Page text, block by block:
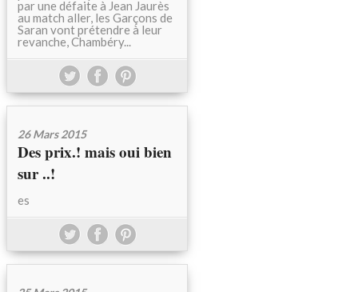
par une défaite à Jean Jaurès
au match aller, les Garçons de
Saran vont prétendre à leur
revanche, Chambéry...
26 Mars 2015
Des prix.! mais oui bien
sur ..!
es